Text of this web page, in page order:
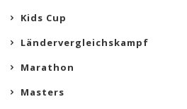
Kids Cup
Ländervergleichskampf
Marathon
Masters